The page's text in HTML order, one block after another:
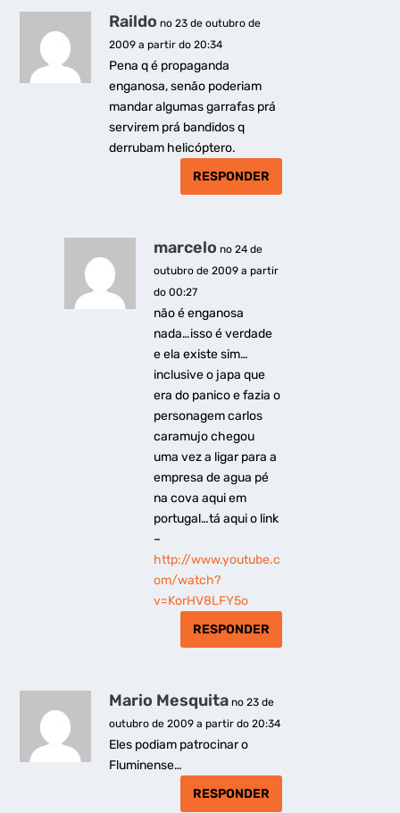
Raildo no 23 de outubro de
2009 a partir do 20:34
Pena q é propaganda
enganosa, senão poderiam
mandar algumas garrafas prá
servirem prá bandidos q
derrubam helicóptero.
RESPONDER
marcelo no 24 de
outubro de 2009 a partir
do 00:27
não é enganosa
nada…isso é verdade
e ela existe sim…
inclusive o japa que
era do panico e fazia o
personagem carlos
caramujo chegou
uma vez a ligar para a
empresa de agua pé
na cova aqui em
portugal…tá aqui o link
–
http://www.youtube.c
om/watch?
v=KorHV8LFY5o
RESPONDER
Mario Mesquita no 23 de
outubro de 2009 a partir do 20:34
Eles podiam patrocinar o
Fluminense…
RESPONDER